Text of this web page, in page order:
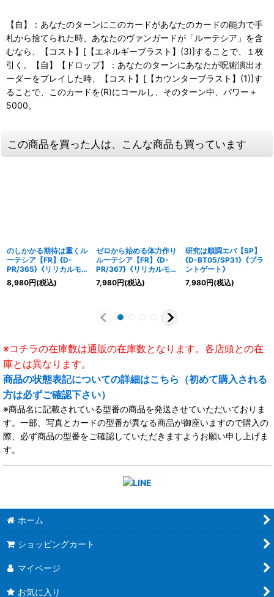
【自】：あなたのターンにこのカードがあなたのカードの能力で手
札から捨てられた時、あなたのヴァンガードが「ルーテシア」を含
むなら、【コスト】[【エネルギーブラスト】(3)]することで、１枚
引く。【自】【ドロップ】：あなたのターンにあなたが呪術演出オ
ーダーをプレイした時、【コスト】[【カウンターブラスト】(1)]す
ることで、このカードを(R)にコールし、そのターン中、パワー＋
5000。
この商品を買った人は、こんな商品も買っています
のしかかる期待は重くル
ーテシア【FR】{D-
PR/365}《リリカルモナ
ステリオ》
8,980円(税込)
ゼロから始める体力作り
ルーテシア【FR】{D-
PR/367}《リリカルモナ
ステリオ》
7,980円(税込)
研究は順調エバ【SP】
{D-BT05/SP31}《ブラ
ントゲート》
7,980円(税込)
※コチラの在庫数は通販の在庫数となります。各店頭との在
庫とは異なります。
商品の状態表記についての詳細はこちら（初めて購入される
方は必ずご確認下さい）
※商品名に記載されている型番の商品を発送させていただいておりま
す。一部、写真とカードの型番が異なる商品が御座いますので購入の
際、必ず商品の型番をご確認していただきますようお願い申し上げま
す。
ホーム
ショッピングカート
マイページ
お気に入り